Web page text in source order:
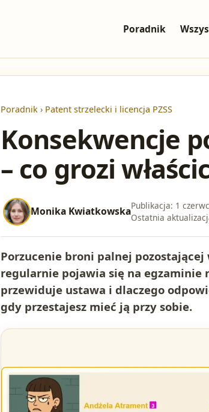
Poradnik
Poradnik › Patent strzelecki i licencja PZSS
Konsekwencje
– co grozi
Monika KwiatkowskaPublikacja: 1
Ostatnia
Porzucenie broni palnej
regularnie pojawia się na
przewiduje ustawa i dlaczego
gdy przestajesz mieć ją przy sobie.